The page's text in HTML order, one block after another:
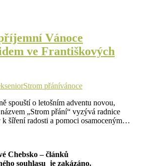
Vánoce
ve Františkových
seniorStrom přánívánoce
spouští o letošním adventu novou,
„Strom přání“ vyzývá radnice
šíření radosti a pomoci osamoceným…
Chebsko – článků
souhlasu je zakázáno.